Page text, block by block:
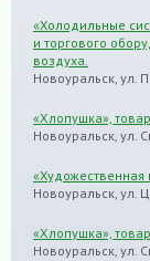
«Холодильные
и торгового
воздуха.
Новоуральск, ул.
«Хлопушка»,
Новоуральск, ул.
«Художественная
Новоуральск, ул.
«Хлопушка»,
Новоуральск, ул.